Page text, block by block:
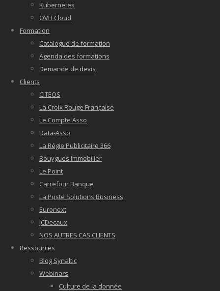
Kubernetes
OVH Cloud
Formation
Catalogue de formation
Agenda des formations
Demande de devis
Clients
CITEOS
La Croix Rouge Française
Le Compte Asso
Data-Asso
La Régie Publicitaire 366
Bouygues Immobilier
Le Point
Carrefour Banque
La Poste Solutions Business
Euronext
JCDecaux
NOS AUTRES CAS CLIENTS
Ressources
Blog Synaltic
Webinars
Culture de la donnée